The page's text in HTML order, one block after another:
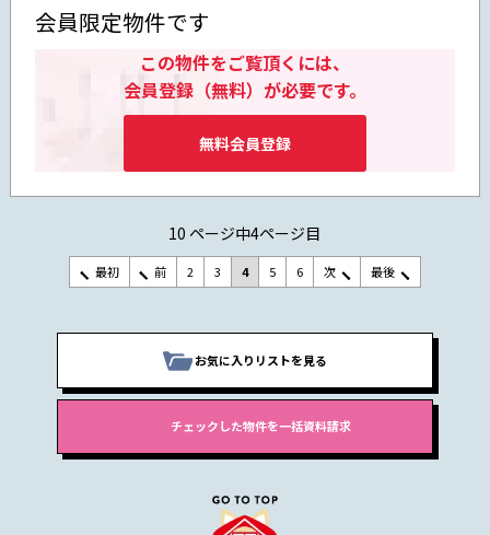
会員限定物件です
この物件をご覧頂くには、
会員登録（無料）が必要です。
無料会員登録
10 ページ中4ページ目
最初 前 2 3 4 5 6 次 最後
お気に入りリストを見る